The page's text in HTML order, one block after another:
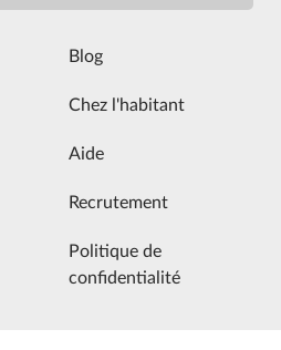
Blog
Chez l'habitant
Aide
Recrutement
Politique de
confidentialité